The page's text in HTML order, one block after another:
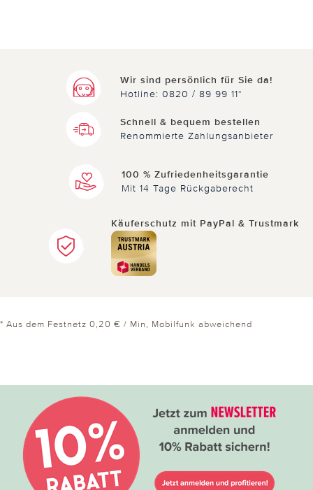
Wir sind persönlich für Sie da!
Hotline: 0820 / 89 99 11*
Schnell & bequem bestellen
Renommierte Zahlungsanbieter
100 % Zufriedenheitsgarantie
Mit 14 Tage Rückgaberecht
Käuferschutz mit PayPal & Trustmark
* Aus dem Festnetz 0,20 € / Min, Mobilfunk abweichend